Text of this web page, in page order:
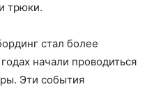
трюки.
стал более
начали проводиться
Эти события